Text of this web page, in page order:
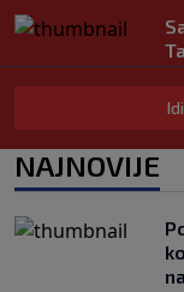
NAJNOVIJE